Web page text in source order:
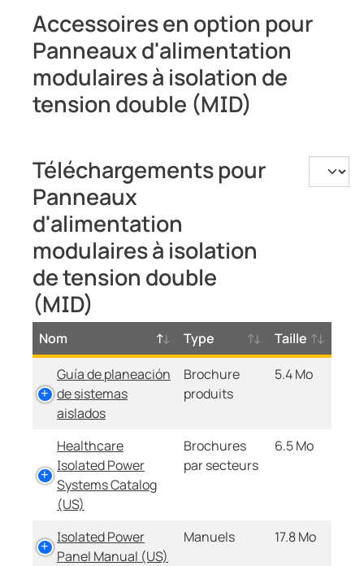
Accessoires en option pour
Panneaux d'alimentation
modulaires à isolation de
tension double (MID)
Téléchargements pour
Panneaux
d'alimentation
modulaires à isolation
de tension double
(MID)
Nom Type
Taille
Guía de planeación
de sistemas
aislados
Brochure
produits
5.4 Mo
Healthcare
Isolated Power
Systems Catalog
(US)
Brochures
par secteurs
6.5 Mo
Isolated Power
Panel Manual (US)
Manuels 17.8 Mo